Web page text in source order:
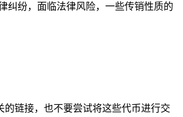
纠纷，面临法律风险，一些传销性质的
链接，也不要尝试将这些代币进行交